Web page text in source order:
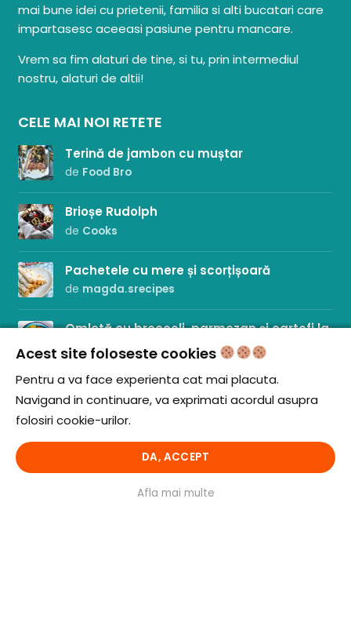
mai bune idei cu prietenii, familia si alti bucatari care
impartasesc aceeasi pasiune pentru mancare.
Vrem sa fim alaturi de tine, si tu, prin intermediul
nostru, alaturi de altii!
CELE MAI NOI RETETE
Terină de jambon cu muștar
de Food Bro
Brioșe Rudolph
de Cooks
Pachetele cu mere și scorțișoară
de magda.srecipes
Omletă cu broccoli, parmezan și cartofi la
cuptor
Pachetele cu telemea și pătrunjel
demagda.srecipes
LINK-URI UTILE
Acest site foloseste cookies
Pentru a va face experienta cat mai placuta.
Navigand in continuare, va exprimati acordul asupra
folosiri cookie-urilor.
DA, ACCEPT
Afla mai multe